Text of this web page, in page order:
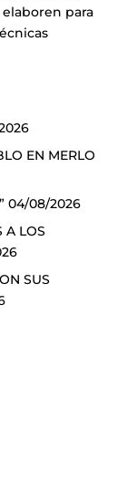
para
EN MERLO
04/08/2026
A LOS
SUS